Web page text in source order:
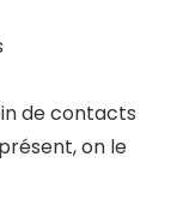
de contacts
on le